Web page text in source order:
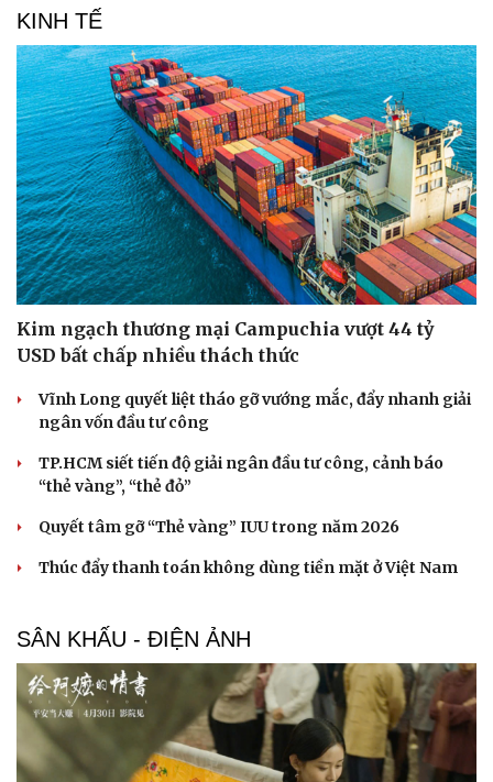
KINH TẾ
Kim ngạch thương mại Campuchia vượt 44 tỷ
USD bất chấp nhiều thách thức
Vĩnh Long quyết liệt tháo gỡ vướng mắc, đẩy nhanh giải
ngân vốn đầu tư công
TP.HCM siết tiến độ giải ngân đầu tư công, cảnh báo
“thẻ vàng”, “thẻ đỏ”
Quyết tâm gỡ “Thẻ vàng” IUU trong năm 2026
Thúc đẩy thanh toán không dùng tiền mặt ở Việt Nam
SÂN KHẤU - ĐIỆN ẢNH